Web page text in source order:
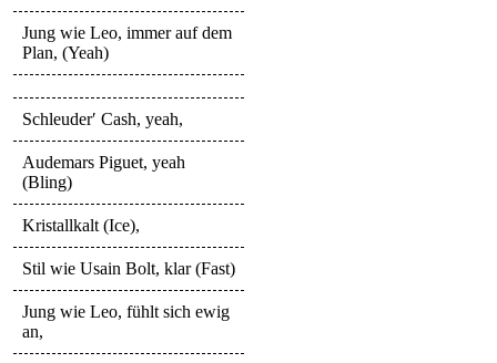
Jung wie Leo, immer auf dem
Plan, (Yeah)
Schleuder′ Cash, yeah,
Audemars Piguet, yeah
(Bling)
Kristallkalt (Ice),
Stil wie Usain Bolt, klar (Fast)
Jung wie Leo, fühlt sich ewig
an,